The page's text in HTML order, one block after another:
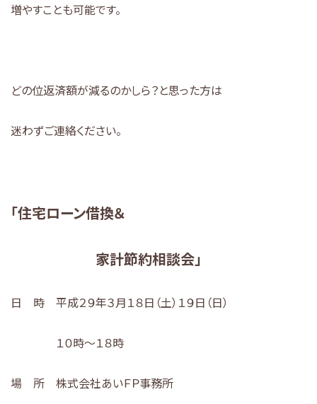
増やすことも可能です。
どの位返済額が減るのかしら？と思った方は
迷わずご連絡ください。
「住宅ローン借換＆
家計節約相談会」
日 時 平成２９年３月１８日（土）１９日（日）
１０時～１８時
場 所 株式会社あいＦＰ事務所